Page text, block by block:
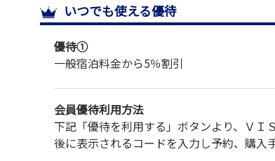
いつでも使える優待
優待①
一般宿泊料金から5％割引
会員優待利用方法
下記「優待を利用する」ボタンより、Ｖ
後に表示されるコードを入力し予約、購入